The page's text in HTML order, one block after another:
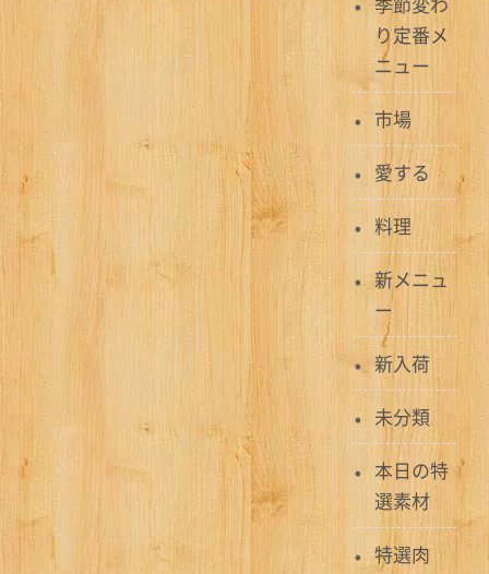
ン
り定番メ
ニュー
市場
愛する
料理
新メニュ
ー
新入荷
未分類
本日の特
選素材
特選肉